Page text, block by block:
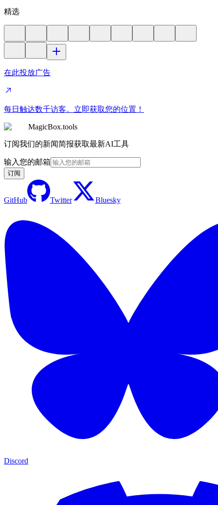
精选
在此投放广告
每日触达数千访客。立即获取您的位置！
MagicBox.tools
订阅我们的新闻简报获取最新AI工具
输入您的邮箱
订阅
GitHub Twitter Bluesky
Discord